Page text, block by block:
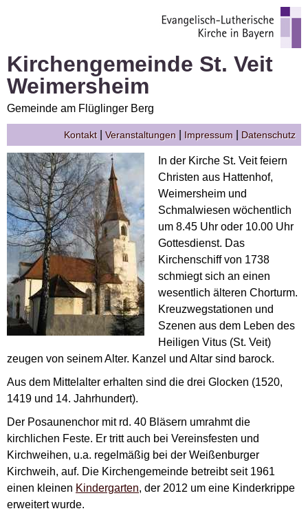
Kirchengemeinde St. Veit
Weimersheim
Gemeinde am Flüglinger Berg
Kontakt| Veranstaltungen Impressum Datenschutz
In der Kirche St. Veit feiern
Christen aus Hattenhof,
Weimersheim und
Schmalwiesen wöchentlich
um 8.45 Uhr oder 10.00 Uhr
Gottesdienst. Das
Kirchenschiff von 1738
schmiegt sich an einen
wesentlich älteren Chorturm.
Kreuzwegstationen und
Szenen aus dem Leben des
Heiligen Vitus (St. Veit)
zeugen von seinem Alter. Kanzel und Altar sind barock.
Aus dem Mittelalter erhalten sind die drei Glocken (1520,
1419 und 14. Jahrhundert).
Der Posaunenchor mit rd. 40 Bläsern umrahmt die
kirchlichen Feste. Er tritt auch bei Vereinsfesten und
Kirchweihen, u.a. regelmäßig bei der Weißenburger
Kirchweih, auf. Die Kirchengemeinde betreibt seit 1961
einen kleinen Kindergarten, der 2012 um eine Kinderkrippe
erweitert wurde.